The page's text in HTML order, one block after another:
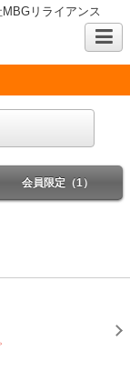
リライアンス
会員限定（1）